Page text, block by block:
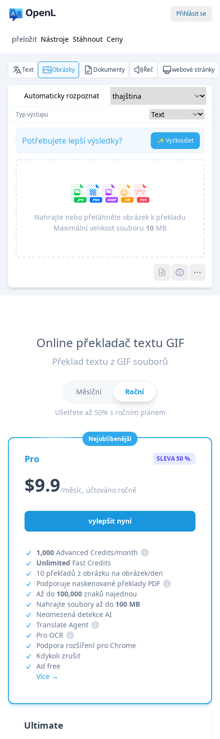
Přihlásit se
přeložit Nástroje Stáhnout Ceny
Text Obrázky Dokumenty Řeč webové stránky
Automaticky rozpoznat
Typ výstupu
Potřebujete lepší výsledky? ✨ Vyzkoušet
Nahrajte nebo přetáhněte obrázek k překladu
Maximální velikost souboru 10 MB
Online překladač textu GIF
Překlad textu z GIF souborů
Měsíční Roční
Ušetřete až 50% s ročním plánem
Nejoblíbenější
Pro SLEVA 50 %.
$9.9/měsíc, účtováno ročně
vylepšit nyní
1,000 Advanced Credits/month
i
Unlimited Fast Credits
10 překladů z obrázku na obrázek/den
Podporuje naskenované překlady PDF
i
Až do 100,000 znaků najednou
Nahrajte soubory až do 100 MB
Neomezená detekce AI
Translate Agent
i
Pro OCR
i
Podpora rozšíření pro Chrome
Kdykoli zrušit
Ad free
Více →
Ultimate